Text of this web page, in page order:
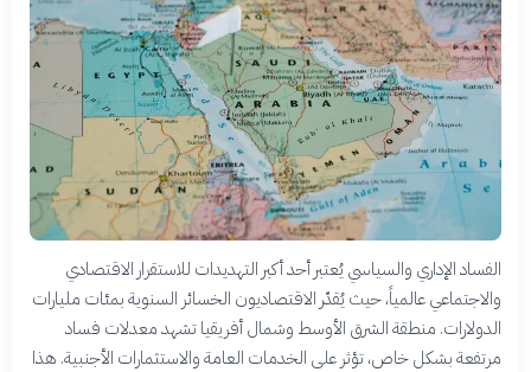
الفساد الإداري والسياسي يُعتبر أحد أكبر التهديدات للاستقرار الاقتصادي
والاجتماعي عالمياً، حيث يُقدّر الاقتصاديون الخسائر السنوية بمئات مليارات
الدولارات. منطقة الشرق الأوسط وشمال أفريقيا تشهد معدلات فساد
مرتفعة بشكل خاص، تؤثر على الخدمات العامة والاستثمارات الأجنبية. هذا